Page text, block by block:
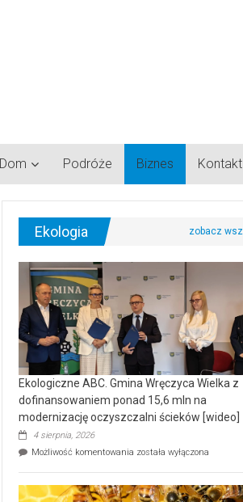
Dom Podróże Biznes Kontakt
Ekologia
Ekologiczne ABC. Gmina Wręczyca Wielka z
dofinansowaniem ponad 15,6 mln na
modernizację oczyszczalni ścieków [wideo]
4 sierpnia, 2026
Możliwość komentowania Ekologiczne
Wręczyca
została wyłączona